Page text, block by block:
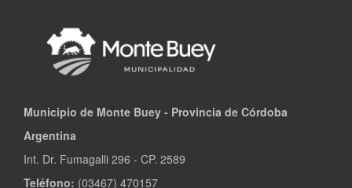
Municipio de Monte Buey - Provincia de Córdoba
Argentina
Int. Dr. Fumagalli 296 - CP. 2589
Teléfono: (03467) 470157